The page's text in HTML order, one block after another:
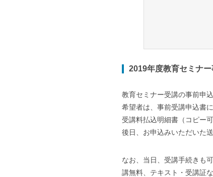
2019年度教育セミナ
教育セミナー受講の事前申
希望者は、事前受講申込書
受講料払込明細書（コピー
後日、お申込みいただいた
なお、当日、受講手続きも
講無料、テキスト・受講証